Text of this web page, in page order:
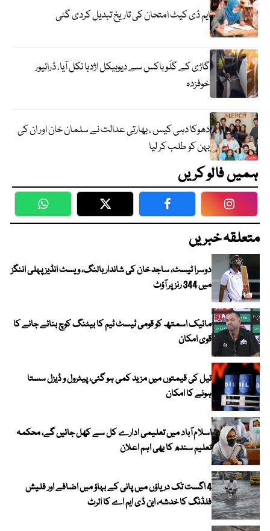
ایم ڈی کیٹ امتحان کی تاریخ تبدیل کردی گئی
گاڑی کے گلَو باکس سے دیوہیکل اژدہا نکل آیا، ڈرائیور
خوفزدہ
دھوکا دہی کیس ، بھارتی عدالت نے سلمان خان اور ان کی
بہن کو طلب کر لیا
ہمیں فالو کریں
WhatsApp Twitter Facebook
متعلقہ خبریں
دوسرا ٹیسٹ، ساجد خان کی شاندار بالنگ، ویسٹ انڈیز پہلی اننگز
میں 344 رنز پر آؤٹ
مائیک اسمتھ کو قومی ٹیسٹ ٹیم کا بیٹنگ کوچ بنائے جانے کا
قوی امکان
تیل کی قیمتوں میں مزید کمی ہو گئی، پیٹرول و ڈیزل سستا
ہونے کا امکان
اسلام آباد میں تعلیمی ادارے کل سے کھل جائیں گے، محکمہ
تعلیم سندھ کا بھی اہم اعلان
4 اگست تک دریاؤں میں پانی کے بہاؤ میں اضافے اور فلیش
فلڈنگ کا خدشہ، این ڈی ایم اے کا الرٹ